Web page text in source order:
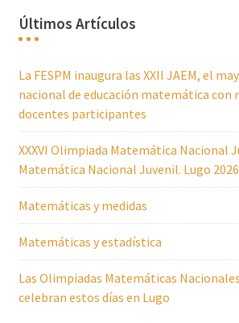
Últimos Artículos
La FESPM inaugura las XXII JAEM, el
nacional de educación matemática con
docentes participantes
XXXVI Olimpiada Matemática Nacional
Matemática Nacional Juvenil. Lugo 2026
Matemáticas y medidas
Matemáticas y estadística
Las Olimpiadas Matemáticas
celebran estos días en Lugo